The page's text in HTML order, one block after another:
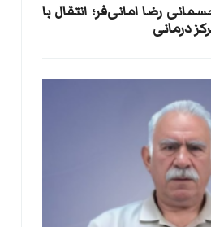
رضا امانی‌فر؛ انتقال با
درمانی